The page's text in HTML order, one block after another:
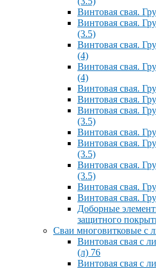
Винтовая свая.
Винтовая свая.
(3.5)
Винтовая свая.
(4)
Винтовая свая.
(4)
Винтовая свая.
Винтовая свая.
Винтовая свая.
(3.5)
Винтовая свая.
Винтовая свая.
(3.5)
Винтовая свая.
(3.5)
Винтовая свая.
Винтовая свая.
Доборные
защитного
Сваи многовитковые с
Винтовая свая с
(л) 76
Винтовая свая с